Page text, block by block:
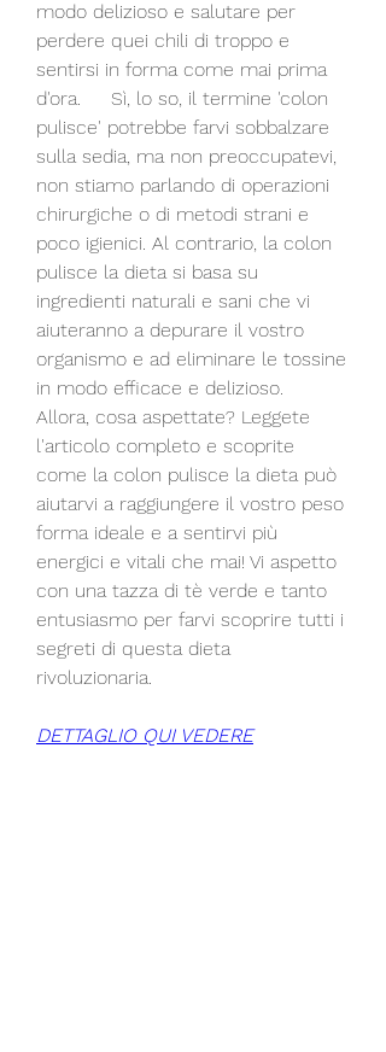
modo delizioso e salutare per
perdere quei chili di troppo e
sentirsi in forma come mai prima
d'ora.     Sì, lo so, il termine 'colon
pulisce' potrebbe farvi sobbalzare
sulla sedia, ma non preoccupatevi,
non stiamo parlando di operazioni
chirurgiche o di metodi strani e
poco igienici. Al contrario, la colon
pulisce la dieta si basa su
ingredienti naturali e sani che vi
aiuteranno a depurare il vostro
organismo e ad eliminare le tossine
in modo efficace e delizioso.
Allora, cosa aspettate? Leggete
l'articolo completo e scoprite
come la colon pulisce la dieta può
aiutarvi a raggiungere il vostro peso
forma ideale e a sentirvi più
energici e vitali che mai! Vi aspetto
con una tazza di tè verde e tanto
entusiasmo per farvi scoprire tutti i
segreti di questa dieta
rivoluzionaria.
DETTAGLIO QUI VEDERE